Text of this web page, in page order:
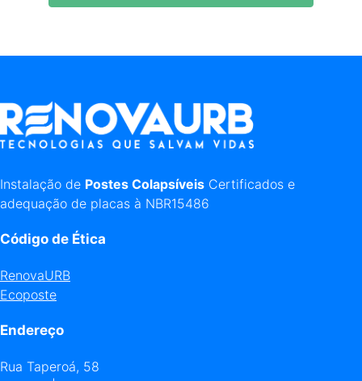
Instalação de Postes Colapsíveis Certificados e
adequação de placas à NBR15486
Código de Ética
RenovaURB
Ecoposte
Endereço
Rua Taperoá, 58